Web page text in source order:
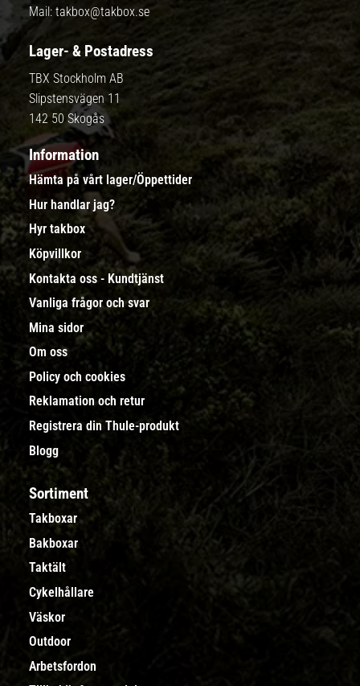
Mail: takbox@takbox.se
Lager- & Postadress
TBX Stockholm AB
Slipstensvägen 11
142 50 Skogås
Information
Hämta på vårt lager/Öppettider
Hur handlar jag?
Hyr takbox
Köpvillkor
Kontakta oss - Kundtjänst
Vanliga frågor och svar
Mina sidor
Om oss
Policy och cookies
Reklamation och retur
Registrera din Thule-produkt
Blogg
Sortiment
Takboxar
Bakboxar
Taktält
Cykelhållare
Väskor
Outdoor
Arbetsfordon